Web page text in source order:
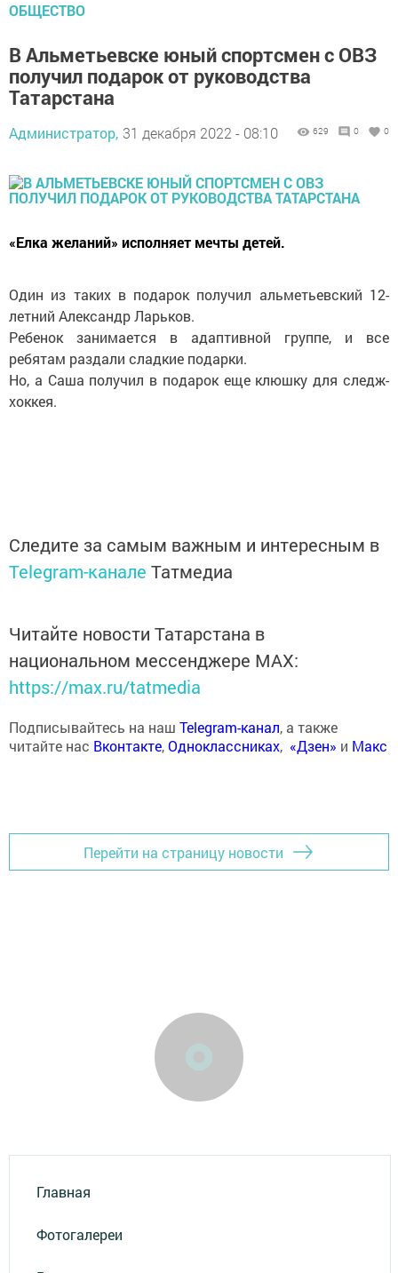
ОБЩЕСТВО
В Альметьевске юный спортсмен с ОВЗ
получил подарок от руководства
Татарстана
Администратор, 31 декабря 2022 - 08:10 629 0 0
«Елка желаний» исполняет мечты детей.
Один из таких в подарок получил альметьевский 12-
летний Александр Ларьков.
Ребенок занимается в адаптивной группе, и все
ребятам раздали сладкие подарки.
Но, а Саша получил в подарок еще клюшку для следж-
хоккея.
Следите за самым важным и интересным в
Telegram-канале Татмедиа
Читайте новости Татарстана в
национальном мессенджере MАХ:
https://max.ru/tatmedia
Подписывайтесь на наш Telegram-канал, а также
читайте нас Вконтакте,Одноклассниках, «Дзен» и Макс
Перейти на страницу новости
Главная
Фотогалереи